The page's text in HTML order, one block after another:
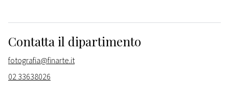
Contatta il dipartimento
fotografia@finarte.it
02 33638026